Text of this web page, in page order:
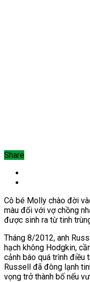
Share
Cô bé Molly chào đời
màu đối với vợ chồng
được sinh ra từ tinh
Tháng 8/2012, anh
hạch không Hodgkin,
cảnh báo quá trình điều
Russell đã đông lạnh
vọng trở thành bố nếu